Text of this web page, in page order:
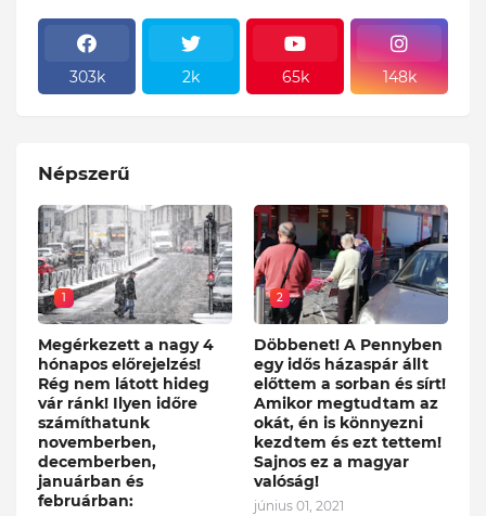
303k 2k 65k 148k
Népszerű
1
Megérkezett a nagy 4
hónapos előrejelzés!
Rég nem látott hideg
vár ránk! Ilyen időre
számíthatunk
novemberben,
decemberben,
januárban és
februárban:
2
Döbbenet! A Pennyben
egy idős házaspár állt
előttem a sorban és sírt!
Amikor megtudtam az
okát, én is könnyezni
kezdtem és ezt tettem!
Sajnos ez a magyar
valóság!
június 01, 2021